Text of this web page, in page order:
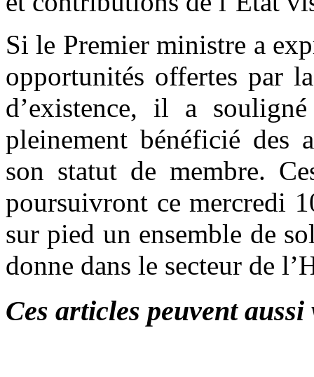
Si le Premier ministre a
opportunités offertes par
d’existence, il a
pleinement bénéficié des
son statut de membre.
poursuivront ce mercredi
sur pied un ensemble de
donne dans le secteur de
Ces articles peuvent